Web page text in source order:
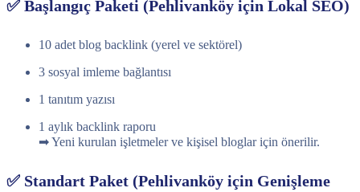
✅ Başlangıç Paketi (Pehlivanköy için Lokal SEO)
10 adet blog backlink (yerel ve sektörel)
3 sosyal imleme bağlantısı
1 tanıtım yazısı
1 aylık backlink raporu
➡ Yeni kurulan işletmeler ve kişisel bloglar için önerilir.
✅ Standart Paket (Pehlivanköy için Genişleme